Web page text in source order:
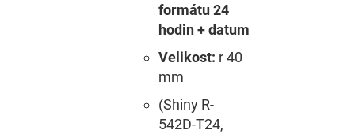
formátu 24
hodin + datum
Velikost: r 40
mm
(Shiny R-
542D-T24,